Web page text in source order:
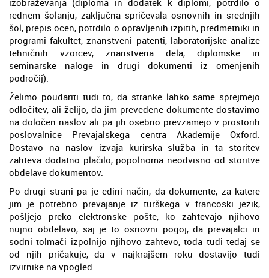
rednem šolanju, zaključna spričevala osnovnih in srednjih
šol, prepis ocen, potrdilo o opravljenih izpitih, predmetniki in
programi fakultet, znanstveni patenti, laboratorijske analize
tehničnih vzorcev, znanstvena dela, diplomske in
seminarske naloge in drugi dokumenti iz omenjenih
področij).
Želimo poudariti tudi to, da stranke lahko same sprejmejo
odločitev, ali želijo, da jim prevedene dokumente dostavimo
na določen naslov ali pa jih osebno prevzamejo v prostorih
poslovalnice Prevajalskega centra Akademije Oxford.
Dostavo na naslov izvaja kurirska služba in ta storitev
zahteva dodatno plačilo, popolnoma neodvisno od storitve
obdelave dokumentov.
Po drugi strani pa je edini način, da dokumente, za katere
jim je potrebno prevajanje iz turškega v francoski jezik,
pošljejo preko elektronske pošte, ko zahtevajo njihovo
nujno obdelavo, saj je to osnovni pogoj, da prevajalci in
sodni tolmači izpolnijo njihovo zahtevo, toda tudi tedaj se
od njih pričakuje, da v najkrajšem roku dostavijo tudi
izvirnike na vpogled.